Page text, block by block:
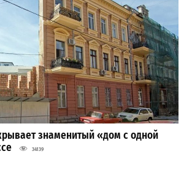
знаменитый «дом с одной
34139